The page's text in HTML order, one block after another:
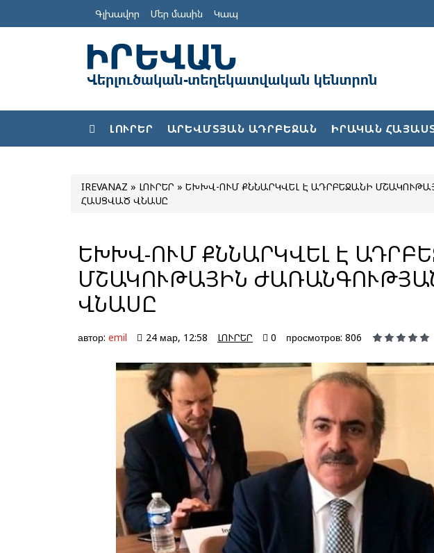
Գլխավոր Մեր մասին Կապ
ԼՈՒՐԵՐ ԱՐԵՎՄՏՅԱՆ ԱԴՐԲԵՋԱՆ ԻՐԱԿԱՆ
IREVANAZ » ԼՈՒՐԵՐ » ԵԽԽՎ-ՈՒՄ ՔՆՆԱՐԿՎԵԼ Է ԱԴՐԲԵՋԱՆԻ
ՀԱՍՑՎԱԾ ՎՆԱՍԸ
ԵԽԽՎ-ՈՒՄ ՔՆՆԱՐԿՎԵԼ Է
ՄՇԱԿՈՒԹԱՅԻՆ
ՎՆԱՍԸ
автор: emil 24 мар, 12:58 ԼՈՒՐԵՐ 0 просмотров: 806